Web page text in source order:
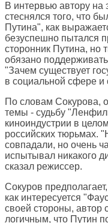
В интервью автору на
стеснялся того, что
Путина", как
безуспешно пытался
сторонник Путина, но
обязано поддерживать
"Зачем существует
в социальной сфере и
По словам Сокурова,
темы - судьбу
киноиндустрии в
российских тюрьмах.
совпадали, но очень
испытывал никакого
сказал режиссер.
Сокуров
как интересуется
своей стороны, автор
логичным, что Путин